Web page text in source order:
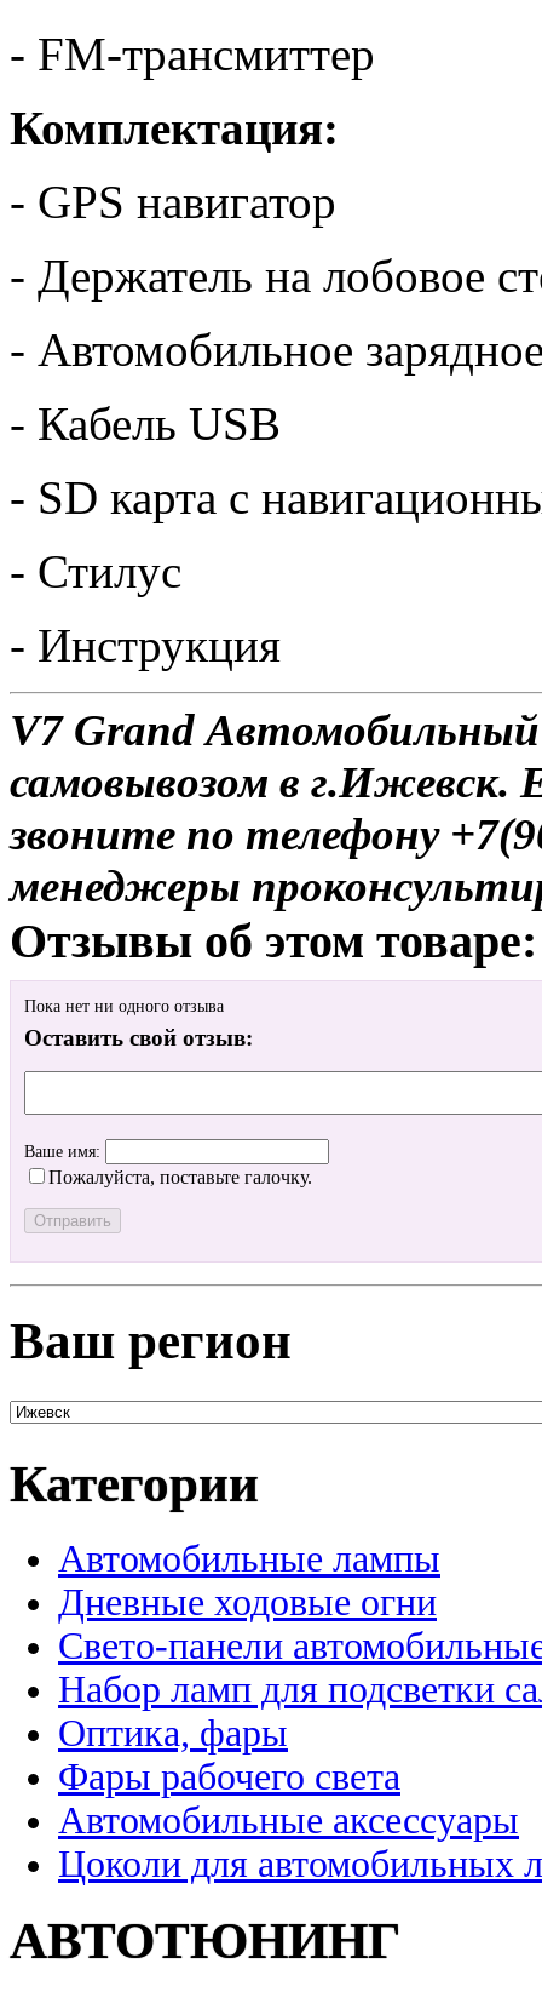
- FM-трансмиттер
Комплектация:
- GPS навигатор
- Держатель на лобовое
- Автомобильное
- Кабель USB
- SD карта с
- Стилус
- Инструкция
V7 Grand
самовывозом в г.Ижевск.
звоните по телефону
менеджеры
Отзывы об этом товаре:
Пока нет ни одного отзыва
Оставить свой отзыв:
Ваше имя:
Пожалуйста, поставьте галочку.
Ваш регион
Категории
Автомобильные лампы
Дневные ходовые огни
Свето-панели
Набор ламп для подсветки
Оптика, фары
Фары рабочего света
Автомобильные аксессуары
Цоколи для автомобильных
АВТОТЮНИНГ